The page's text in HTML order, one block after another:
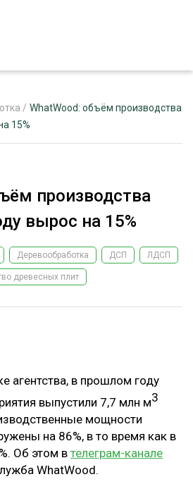
И ЗАЩИТА
ПЛИТ
/ WhatWood: объём производства
15%
производства
вырос на 15%
Деревообработка ДСП ЛДСП
древесных плит
агентства, в прошлом году
выпустили 7,7 млн м3
мощности
на 86%, в то время как в
Об этом в телеграм-канале
WhatWood.